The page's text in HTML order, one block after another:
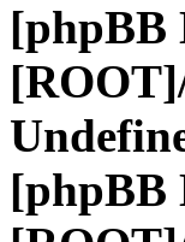
[phpBB
[phpBB